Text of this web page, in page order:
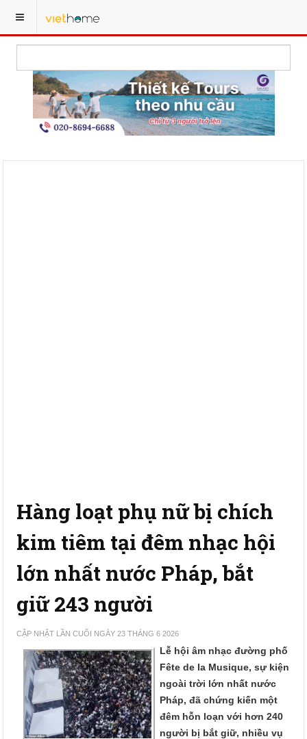
Hàng loạt phụ nữ bị chích
kim tiêm tại đêm nhạc hội
lớn nhất nước Pháp, bắt
giữ 243 người
CẬP NHẬT LẦN CUỐI NGÀY 23 THÁNG 6 2026
Lễ hội âm nhạc đường phố
Fête de la Musique, sự kiện
ngoài trời lớn nhất nước
Pháp, đã chứng kiến một
đêm hỗn loạn với hơn 240
người bị bắt giữ, nhiều vụ